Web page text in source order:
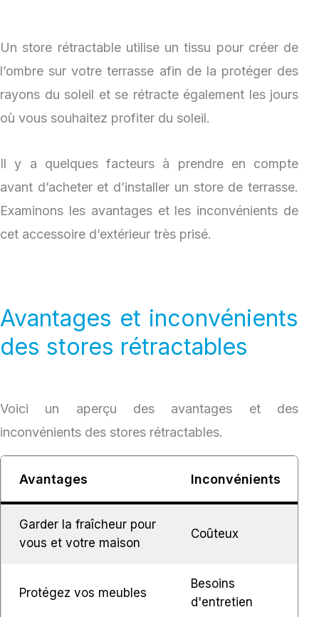
Un store rétractable utilise un tissu pour créer de
l’ombre sur votre terrasse afin de la protéger des
rayons du soleil et se rétracte également les jours
où vous souhaitez profiter du soleil.
Il y a quelques facteurs à prendre en compte
avant d’acheter et d’installer un store de terrasse.
Examinons les avantages et les inconvénients de
cet accessoire d’extérieur très prisé.
Avantages et inconvénients
des stores rétractables
Voici un aperçu des avantages et des
inconvénients des stores rétractables.
Avantages Inconvénients
Garder la fraîcheur pour
vous et votre maison
Coûteux
Protégez vos meubles
Besoins
d'entretien